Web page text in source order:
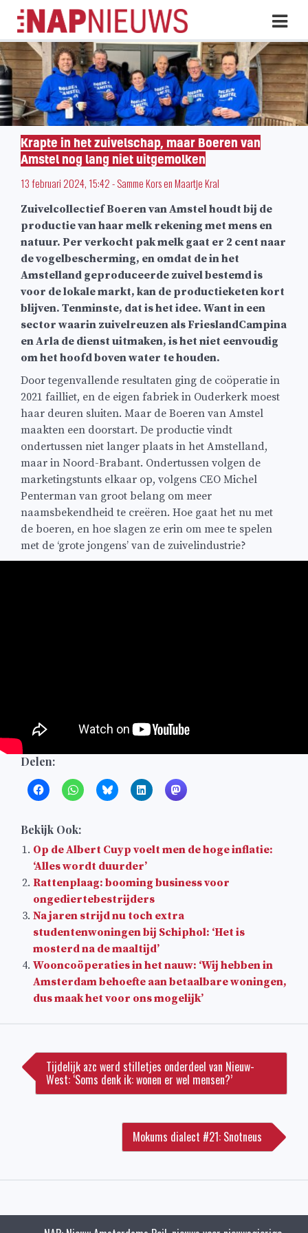
Skip
naar
inhoud
Krapte in het zuivelschap, maar Boeren van
Amstel nog lang niet uitgemolken
13 februari 2024, 15:42-Samme KorsenMaartje Kral
Zuivelcollectief Boeren van Amstel houdt bij de
productie van haar melk rekening met mens en
natuur. Per verkocht pak melk gaat er 2 cent naar
de vogelbescherming, en omdat de in het
Amstelland geproduceerde zuivel bestemd is
voor de lokale markt, kan de productieketen kort
blijven. Tenminste, dat is het idee. Want in een
sector waarin zuivelreuzen als FrieslandCampina
en Arla de dienst uitmaken, is het niet eenvoudig
om het hoofd boven water te houden.
Door tegenvallende resultaten ging de coöperatie in
2021 failliet, en de eigen fabriek in Ouderkerk moest
haar deuren sluiten. Maar de Boeren van Amstel
maakten een doorstart. De productie vindt
ondertussen niet langer plaats in het Amstelland,
maar in Noord-Brabant. Ondertussen volgen de
marketingstunts elkaar op, volgens CEO Michel
Penterman van groot belang om meer
naamsbekendheid te creëren. Hoe gaat het nu met
de boeren, en hoe slagen ze erin om mee te spelen
met de ‘grote jongens’ van de zuivelindustrie?
Delen:
Bekijk Ook:
Op de Albert Cuyp voelt men de hoge inflatie:
‘Alles wordt duurder’
Rattenplaag: booming business voor
ongediertebestrijders
Na jaren strijd nu toch extra
studentenwoningen bij Schiphol: ‘Het is
mosterd na de maaltijd’
Wooncoöperaties in het nauw: ‘Wij hebben in
Amsterdam behoefte aan betaalbare woningen,
dus maak het voor ons mogelijk’
navigatie
Tijdelijk azc werd stilletjes onderdeel van Nieuw-
West: ‘Soms denk ik: wonen er wel mensen?’
Mokums dialect #21: Snotneus